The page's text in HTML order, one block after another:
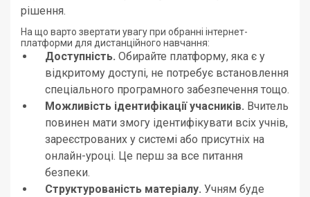
рішення.
На що варто звертати увагу при обранні інтернет-
платформи для дистанційного навчання:
Доступність. Обирайте платформу, яка є у
відкритому доступі, не потребує встановлення
спеціального програмного забезпечення тощо.
Можливість ідентифікації учасників. Вчитель
повинен мати змогу ідентифікувати всіх учнів,
зареєстрованих у системі або присутніх на
онлайн-уроці. Це перш за все питання
безпеки.
Структурованість матеріалу. Учням буде